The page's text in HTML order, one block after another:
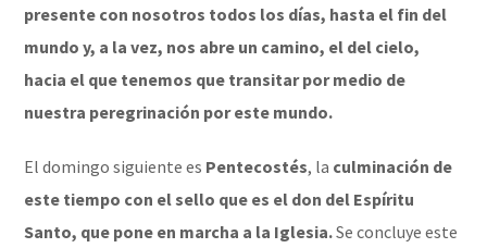
presente con nosotros todos los días, hasta el fin del
mundo y, a la vez, nos abre un camino, el del cielo,
hacia el que tenemos que transitar por medio de
nuestra peregrinación por este mundo.
El domingo siguiente es Pentecostés, la culminación de
este tiempo con el sello que es el don del Espíritu
Santo, que pone en marcha a la Iglesia.Se concluye este